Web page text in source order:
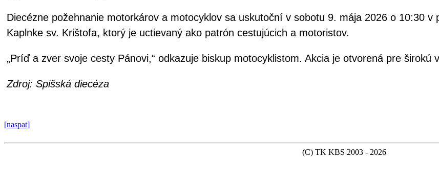
Diecézne požehnanie motorkárov a motocyklov sa uskutoční v sobotu 9. mája 2026 o 10:30
Kaplnke sv. Krištofa, ktorý je uctievaný ako patrón cestujúcich a motoristov.
„Príď a zver svoje cesty Pánovi,“ odkazuje biskup motocyklistom. Akcia je otvorená pre širokú
Zdroj: Spišská diecéza
[naspat]
(C) TK KBS 2003 - 2026